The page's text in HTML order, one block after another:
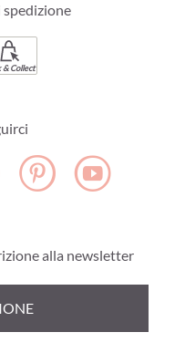
& Collect
alla newsletter